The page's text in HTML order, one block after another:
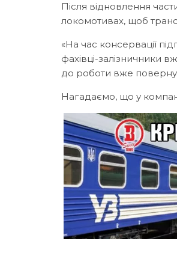
Після відновлення
локомотивах, щоб
«На час консервації
фахівці-залізничники
до роботи вже
Нагадаємо, що у